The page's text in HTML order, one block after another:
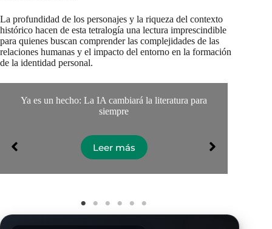
La profundidad de los personajes y la riqueza del contexto
histórico hacen de esta tetralogía una lectura imprescindible
para quienes buscan comprender las complejidades de las
relaciones humanas y el impacto del entorno en la formación
de la identidad personal.
Ya es un hecho: La IA cambiará la literatura para
siempre
Leer más